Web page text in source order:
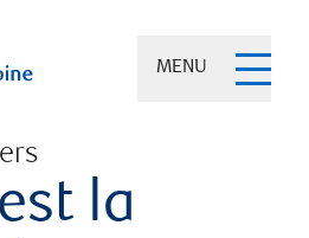
MENU
la